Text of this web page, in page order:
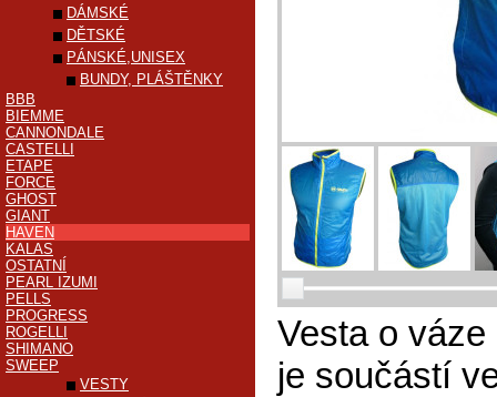
Vesta o
je součástí
DÁMSKÉ
DĚTSKÉ
PÁNSKÉ,UNISEX
BUNDY, PLÁŠTĚNKY
BBB
BIEMME
CANNONDALE
CASTELLI
ETAPE
FORCE
GHOST
GIANT
HAVEN
KALAS
OSTATNÍ
PEARL IZUMI
PELLS
PROGRESS
ROGELLI
SHIMANO
SWEEP
VESTY